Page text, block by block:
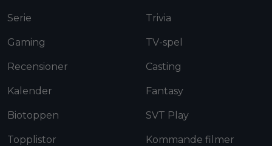
Serie
Gaming
Recensioner
Kalender
Biotoppen
Topplistor
Trivia
TV-spel
Casting
Fantasy
SVT Play
Kommande filmer